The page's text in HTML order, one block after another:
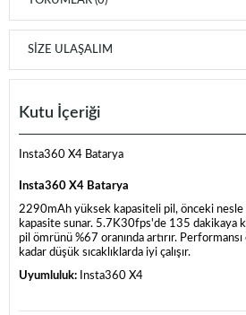
SIZE ULAŞALIM
Insta360 X4 Batarya
2290mAh yüksek kapasiteli pil, önceki nesle
kapasite sunar. 5.7K30fps'de 135 dakikaya
pil ömrünü %67 oranında artırır.
kadar düşük sıcaklıklarda iyi çalışır.
Uyumluluk: Insta360 X4
Kutu İçeriği
Insta360 X4 Batarya